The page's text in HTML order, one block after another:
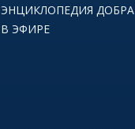
ЭНЦИКЛОПЕДИЯ ДОБРА
В ЭФИРЕ